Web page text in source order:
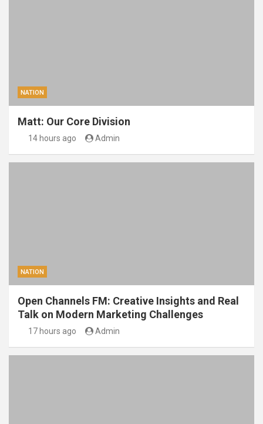
NATION
Matt: Our Core Division
14 hours ago Admin
NATION
Open Channels FM: Creative Insights and Real
Talk on Modern Marketing Challenges
17 hours ago Admin